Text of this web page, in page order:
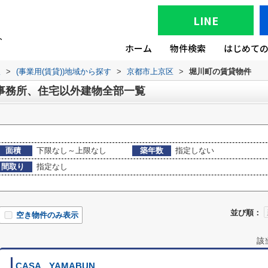
LINE
ホーム 物件検索 はじめて
> (事業用(賃貸))地域から探す > 京都市上京区 > 堀川町の賃貸物件
務所、住宅以外建物全部一覧
面積 下限なし～上限なし 築年数
指定しない
間取り
指定なし
並び順：
空き物件のみ表示
該